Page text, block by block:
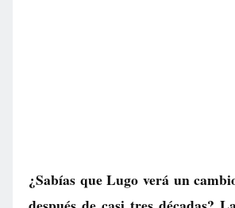
¿Sabías que Lugo verá un